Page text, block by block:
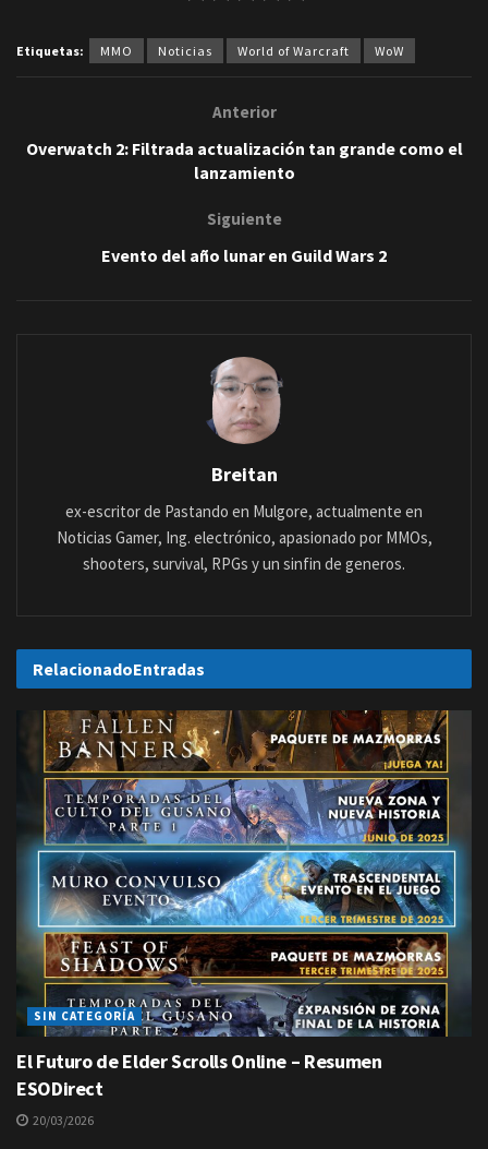
Etiquetas: MMO Noticias World of Warcraft WoW
Anterior
Overwatch 2: Filtrada actualización tan grande como el
lanzamiento
Siguiente
Evento del año lunar en Guild Wars 2
Breitan
ex-escritor de Pastando en Mulgore, actualmente en
Noticias Gamer, Ing. electrónico, apasionado por MMOs,
shooters, survival, RPGs y un sinfin de generos.
RelacionadoEntradas
SIN CATEGORÍA
El Futuro de Elder Scrolls Online – Resumen
ESODirect
20/03/2026